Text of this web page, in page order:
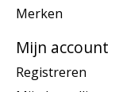
Merken
Mijn account
Registreren